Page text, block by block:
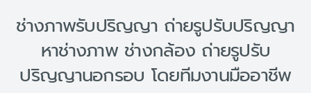
ช่างภาพรับปริญญา ถ่ายรูปรับปริญญา
หาช่างภาพ ช่างกล้อง ถ่ายรูปรับ
ปริญญานอกรอบ โดยทีมงานมืออาชีพ